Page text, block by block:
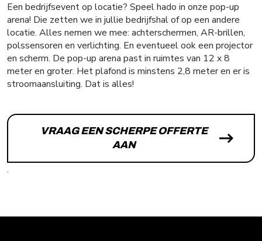
Een bedrijfsevent op locatie? Speel hado in onze pop-up
arena! Die zetten we in jullie bedrijfshal of op een andere
locatie. Alles nemen we mee: achterschermen, AR-brillen,
polssensoren en verlichting. En eventueel ook een projector
en scherm. De pop-up arena past in ruimtes van 12 x 8
meter en groter. Het plafond is minstens 2,8 meter en er is
stroomaansluiting. Dat is alles!
VRAAG EEN SCHERPE OFFERTE
AAN
.